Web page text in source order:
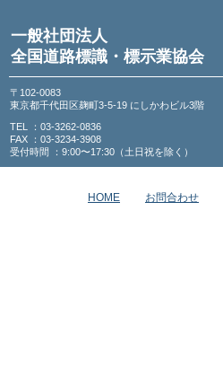
一般社団法人
全国道路標識・標示業協会
〒102-0083
東京都千代田区麹町3-5-19 にしかわビル3階
TEL ：03-3262-0836
FAX ：03-3234-3908
受付時間 ：9:00〜17:30（土日祝を除く）
HOME お問合わせ